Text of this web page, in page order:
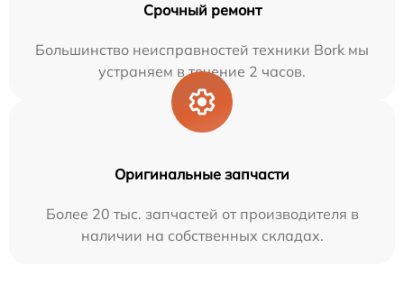
Срочный ремонт
Большинство неисправностей техники Bork мы
устраняем в течение 2 часов.
Оригинальные запчасти
Более 20 тыс. запчастей от производителя в
наличии на собственных складах.